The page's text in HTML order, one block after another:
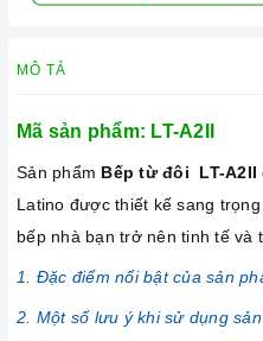
MÔ TẢ
Mã sản phẩm: LT-A2II
Sản phẩm Bếp từ đôi LT-A2II
Latino được thiết kế sang
bếp nhà bạn trở nên tinh tế và
1. Đặc điểm nổi bật của sản
2. Một số lưu ý khi sử dụng